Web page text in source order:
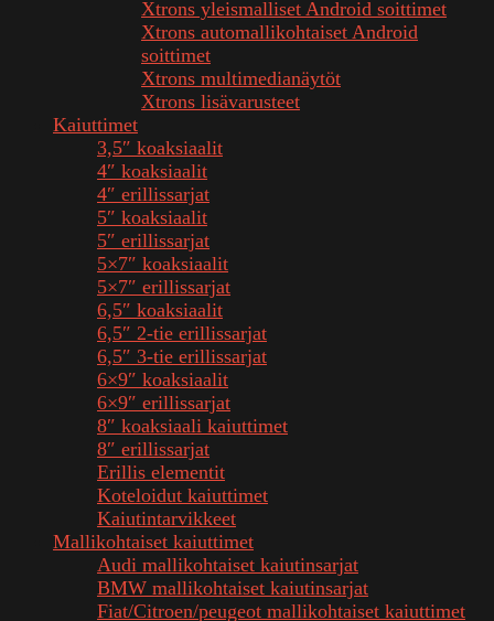
Xtrons yleismalliset Android soittimet
Xtrons automallikohtaiset Android
soittimet
Xtrons multimedianäytöt
Xtrons lisävarusteet
Kaiuttimet
3,5″ koaksiaalit
4″ koaksiaalit
4″ erillissarjat
5″ koaksiaalit
5″ erillissarjat
5×7″ koaksiaalit
5×7″ erillissarjat
6,5″ koaksiaalit
6,5″ 2-tie erillissarjat
6,5″ 3-tie erillissarjat
6×9″ koaksiaalit
6×9″ erillissarjat
8″ koaksiaali kaiuttimet
8″ erillissarjat
Erillis elementit
Koteloidut kaiuttimet
Kaiutintarvikkeet
Mallikohtaiset kaiuttimet
Audi mallikohtaiset kaiutinsarjat
BMW mallikohtaiset kaiutinsarjat
Fiat/Citroen/peugeot mallikohtaiset kaiuttimet